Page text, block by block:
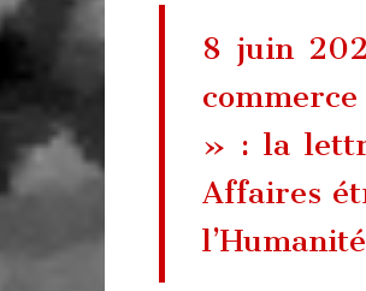
8 juin
» : la
Affaires
l’Humanité